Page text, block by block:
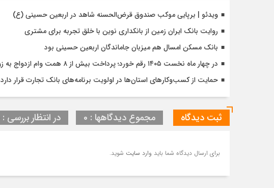
ویدئو | برپایی موکب صندوق قرض‌الحسنه شاهد در اربعین حسینی (ع)
روایت بانک ایران زمین از بانکداری نوین با خلق تجربه برای مشتری
بانک مسکن امسال هم میزبان جاماندگان اربعین حسینی بود
در چهار ماه نخست ۱۴۰۵ رقم خورد؛ پرداخت بیش از ۸ همت وام ازدواج به زوج‌های جوان توسط بانک ملی ایران
حمایت از کسب‌وکارهای استان‌ها در اولویت برنامه‌های بانک تجارت قرار دارد
ثبت دیدگاه مجموع دیدگاهها : 0 در انتظار بررسی : 0
برای ارسال دیدگاه شما باید وارد سایت شوید.